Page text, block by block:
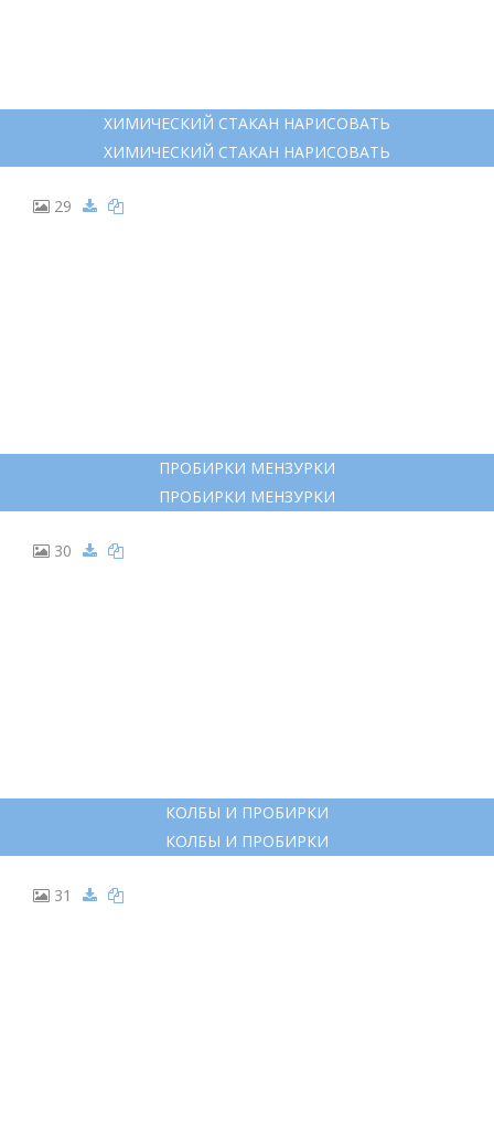
ХИМИЧЕСКИЙ СТАКАН НАРИСОВАТЬ
ХИМИЧЕСКИЙ СТАКАН НАРИСОВАТЬ
29
ПРОБИРКИ МЕНЗУРКИ
ПРОБИРКИ МЕНЗУРКИ
30
КОЛБЫ И ПРОБИРКИ
КОЛБЫ И ПРОБИРКИ
31